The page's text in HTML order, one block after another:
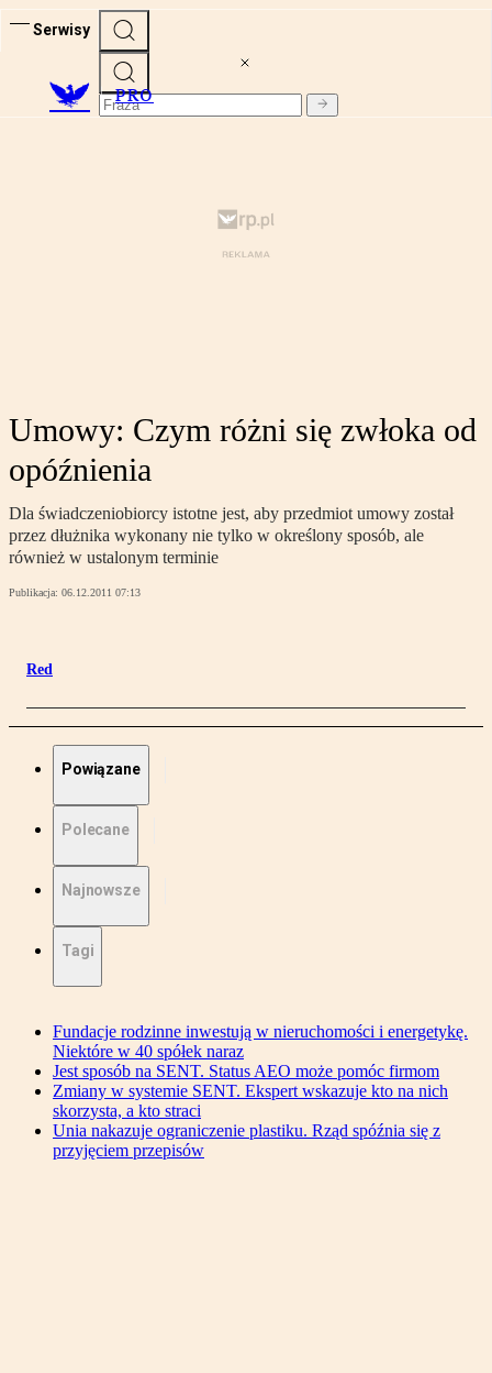
Serwisy
PRO
Umowy: Czym różni się zwłoka od
opóźnienia
Dla świadczeniobiorcy istotne jest, aby przedmiot umowy został
przez dłużnika wykonany nie tylko w określony sposób, ale
również w ustalonym terminie
Publikacja: 06.12.2011 07:13
Red
Powiązane
Polecane
Najnowsze
Tagi
Fundacje rodzinne inwestują w nieruchomości i energetykę.
Niektóre w 40 spółek naraz
Jest sposób na SENT. Status AEO może pomóc firmom
Zmiany w systemie SENT. Ekspert wskazuje kto na nich
skorzysta, a kto straci
Unia nakazuje ograniczenie plastiku. Rząd spóźnia się z
przyjęciem przepisów